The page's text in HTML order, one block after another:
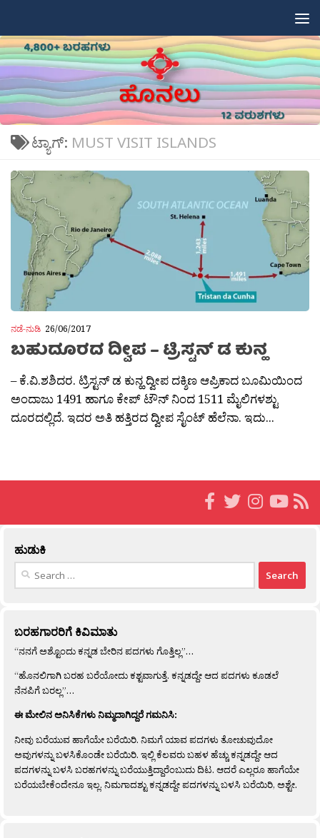
ಟ್ಯಾಗ್: MUST VISIT ISLANDS
ನಡೆ-ನುಡಿ 26/06/2017
ಬಹುದೂರದ ದ್ವೀಪ – ಟ್ರಿಸ್ಟನ್ ಡ ಕುನ್ಹ
– ಕೆ.ವಿ.ಶಶಿದರ. ಟ್ರಿಸ್ಟನ್ ಡ ಕುನ್ಹ ದ್ವೀಪ ದಕ್ಶಿಣ ಆಪ್ರಿಕಾದ ಬೂಮಿಯಿಂದ
ಅಂದಾಜು 1491 ಹಾಗೂ ಕೇಪ್ ಟೌನ್ ನಿಂದ 1511 ಮೈಲಿಗಳಶ್ಟು
ದೂರದಲ್ಲಿದೆ. ಇದರ ಅತಿ ಹತ್ತಿರದ ದ್ವೀಪ ಸೈಂಟ್ ಹೆಲೆನಾ. ಇದು...
ಹುಡುಕಿ
Search
ಬರಹಗಾರರಿಗೆ ಕಿವಿಮಾತು
“ನನಗೆ ಅಶ್ಟೊಂದು ಕನ್ನಡ ಬೇರಿನ ಪದಗಳು ಗೊತ್ತಿಲ್ಲ”…
“ಹೊನಲಿಗಾಗಿ ಬರಹ ಬರೆಯೋದು ಕಶ್ಟವಾಗುತ್ತೆ. ಕನ್ನಡದ್ದೇ ಆದ ಪದಗಳು ಕೂಡಲೆ
ನೆನಪಿಗೆ ಬರಲ್ಲ”…
ಈ ಮೇಲಿನ ಅನಿಸಿಕೆಗಳು ನಿಮ್ಮದಾಗಿದ್ದರೆ ಗಮನಿಸಿ:
ನೀವು ಬರೆಯುವ ಹಾಗೆಯೇ ಬರೆಯಿರಿ. ನಿಮಗೆ ಯಾವ ಪದಗಳು ತೋಚುವುದೋ
ಅವುಗಳನ್ನು ಬಳಸಿಕೊಂಡೇ ಬರೆಯಿರಿ. ಇಲ್ಲಿ ಕೆಲವರು ಬಹಳ ಹೆಚ್ಚು ಕನ್ನಡದ್ದೇ ಆದ
ಪದಗಳನ್ನು ಬಳಸಿ ಬರಹಗಳನ್ನು ಬರೆಯುತ್ತಿದ್ದಾರೆಂಬುದು ದಿಟ. ಆದರೆ ಎಲ್ಲರೂ ಹಾಗೆಯೇ
ಬರೆಯಬೇಕೆಂದೇನೂ ಇಲ್ಲ. ನಿಮಗಾದಶ್ಟು ಕನ್ನಡದ್ದೇ ಪದಗಳನ್ನು ಬಳಸಿ ಬರೆಯಿರಿ, ಅಶ್ಟೇ.